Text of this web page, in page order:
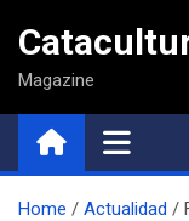
contenido
Magazine
Home Actualidad